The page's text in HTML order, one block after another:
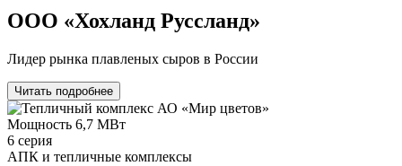
ООО «Хохланд Руссланд»
Лидер рынка плавленых сыров в России
Читать подробнее
Мощность 6,7 МВт
6 серия
АПК и тепличные комплексы